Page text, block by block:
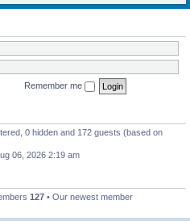
Remember me
0 hidden and 172 guests (based on
06, 2026 2:19 am
127 • Our newest member